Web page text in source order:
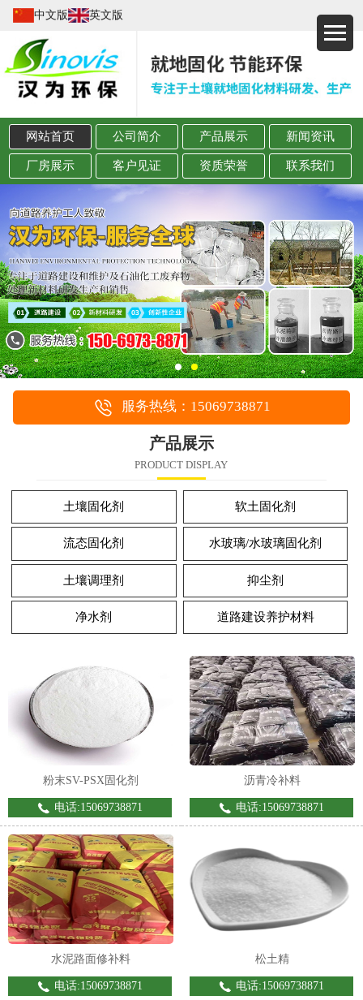
中文版 英文版
网站首页 公司简介 产品展示 新闻资讯
厂房展示 客户见证 资质荣誉 联系我们
服务热线：15069738871
产品展示
PRODUCT DISPLAY
土壤固化剂 软土固化剂
流态固化剂 水玻璃/水玻璃固化剂
土壤调理剂 抑尘剂
净水剂 道路建设养护材料
粉末SV-PSX固化剂
电话:15069738871
沥青冷补料
电话:15069738871
水泥路面修补料
电话:15069738871
松土精
电话:15069738871